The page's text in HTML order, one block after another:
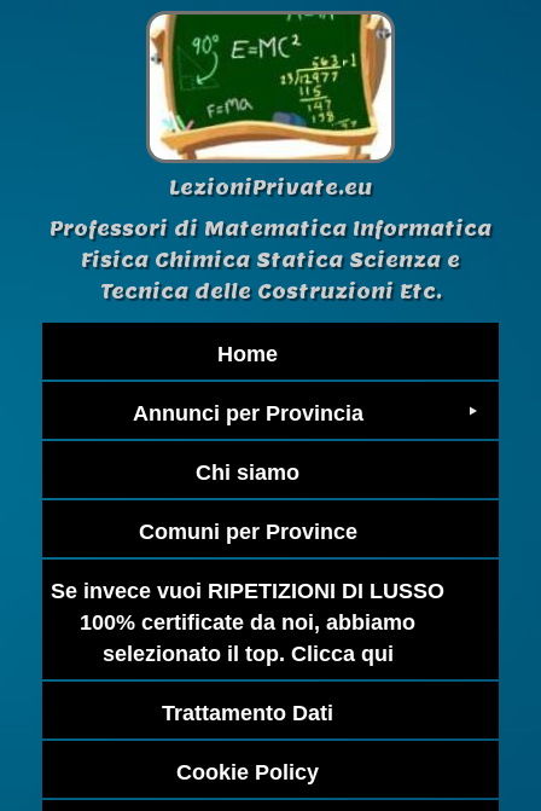
LezioniPrivate.eu
Professori di Matematica Informatica
Fisica Chimica Statica Scienza e
Tecnica delle Costruzioni Etc.
Home
Annunci per Provincia
Chi siamo
Comuni per Province
Se invece vuoi RIPETIZIONI DI LUSSO
100% certificate da noi, abbiamo
selezionato il top. Clicca qui
Trattamento Dati
Cookie Policy